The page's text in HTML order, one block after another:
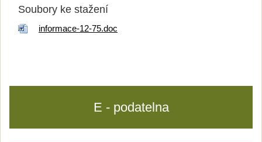
Soubory ke stažení
informace-12-75.doc
E - podatelna